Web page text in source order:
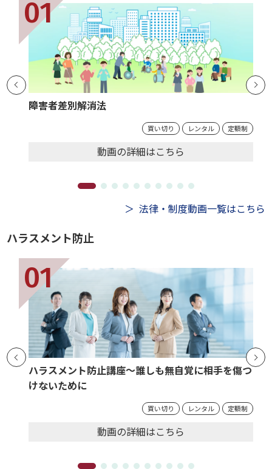
障害者差別解消法
買い切り レンタル 定額制
動画の詳細はこちら
法律・制度動画一覧はこちら
ハラスメント防止
ハラスメント防止講座～誰しも無自覚に相手を傷つ
けないために
買い切り レンタル 定額制
動画の詳細はこちら